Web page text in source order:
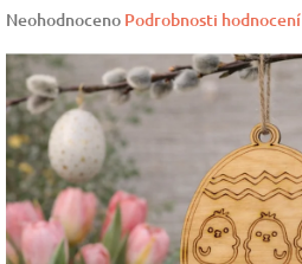
Průměrné
produktu
0,0
z
5
hvězdiček.
Neohodnoceno Podrobnosti hodnocení